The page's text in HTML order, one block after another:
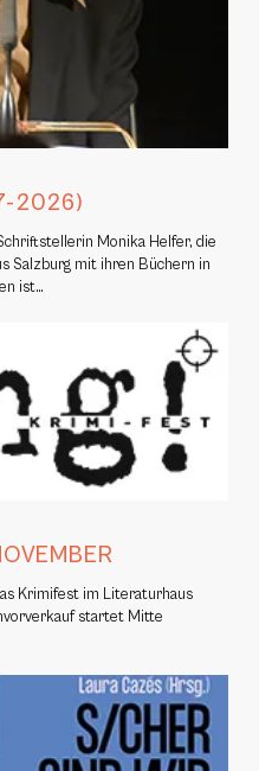
2026)
Monika Helfer, die
Salzburg mit ihren Büchern in
ist…
Krimifest im Literaturhaus
startet Mitte